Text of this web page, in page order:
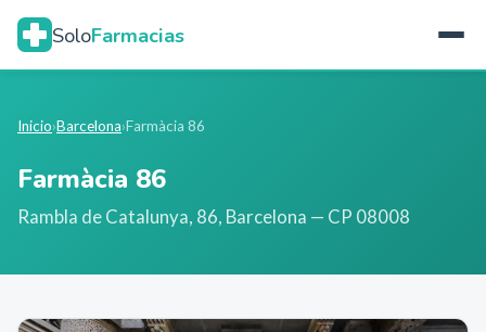
SoloFarmacias
Inicio›Barcelona›Farmàcia 86
Farmàcia 86
Rambla de Catalunya, 86, Barcelona — CP 08008